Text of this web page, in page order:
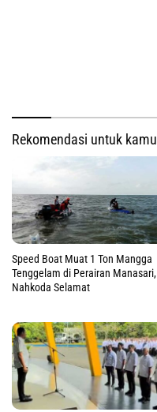
Rekomendasi untuk kamu
Speed Boat Muat 1 Ton Mangga
Tenggelam di Perairan Manasari,
Nahkoda Selamat